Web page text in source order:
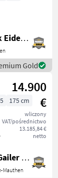
Landtechnik Eidenhammer GmbH
Gold
14.900
€
wliczony
VAT/pośrednictwo
13.185,84 €
netto
175 cm
Maschinen Gailer GmbH
Mauthen